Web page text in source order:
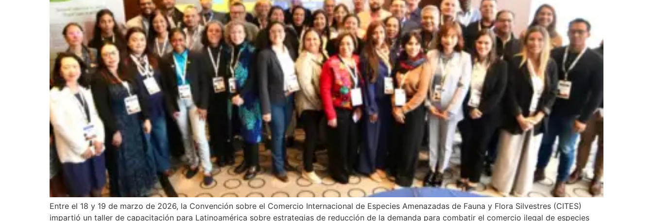
Entre el 18 y 19 de marzo de 2026, la Convención sobre el Comercio Internacional de Especies Amenazadas de Fauna y Flora Silvestres (CITES)
impartió un taller de capacitación para Latinoamérica sobre estrategias de reducción de la demanda para combatir el comercio ilegal de especies